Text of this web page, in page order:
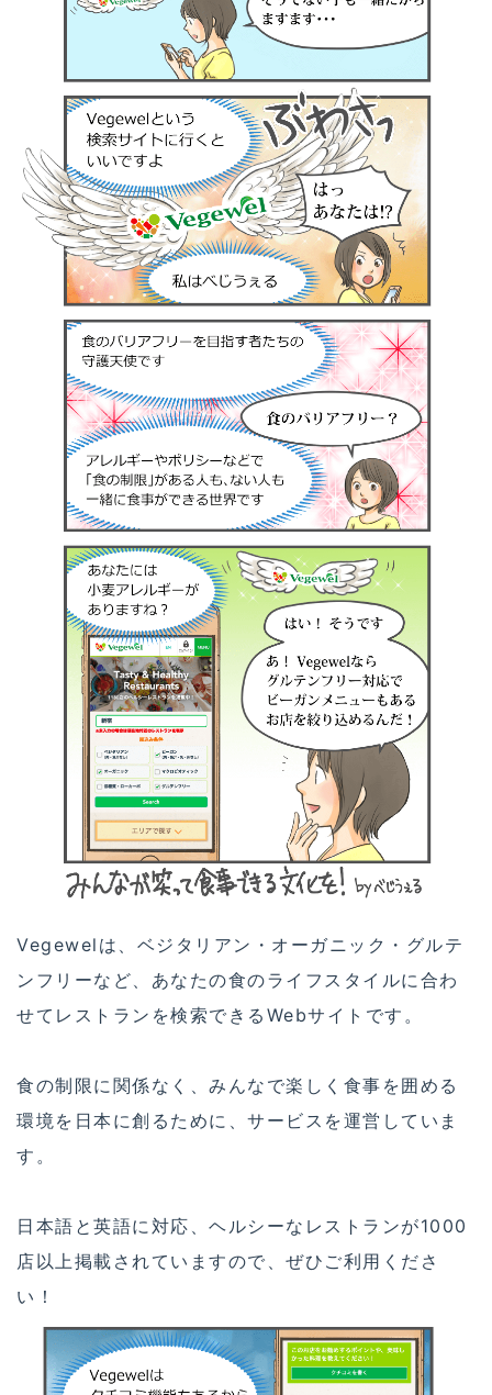
Vegewelは、ベジタリアン・オーガニック・グルテ
ンフリーなど、あなたの食のライフスタイルに合わ
せてレストランを検索できるWebサイトです。
食の制限に関係なく、みんなで楽しく食事を囲める
環境を日本に創るために、サービスを運営していま
す。
日本語と英語に対応、ヘルシーなレストランが1000
店以上掲載されていますので、ぜひご利用くださ
い！